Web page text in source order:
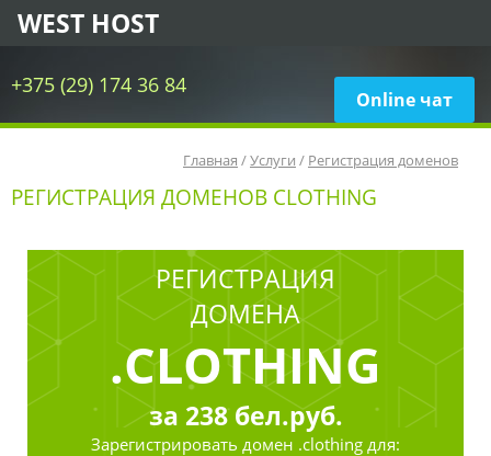
+375 (29) 174 36 84
Online чат
WEST HOST
Главная /Услуги / Регистрация доменов
РЕГИСТРАЦИЯ ДОМЕНОВ CLOTHING
РЕГИСТРАЦИЯ
ДОМЕНА
.CLOTHING
за 238бел.руб.
Зарегистрировать домен .clothing для: